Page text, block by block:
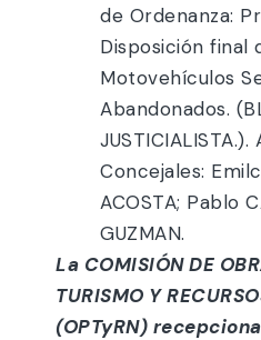
de Ordenanza:
Disposición final
Motovehículos
Abandonados.
JUSTICIALISTA.).
Concejales:
ACOSTA; Pablo
GUZMAN.
La COMISIÓN DE
TURISMO Y
(OPTyRN)